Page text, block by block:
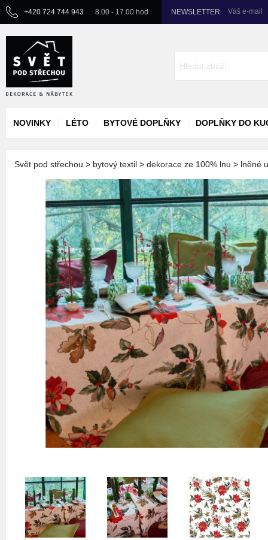
+420 724 744 943 8.00 - 17.00 hod NEWSLETTER Váš e-mail
NOVINKY LÉTO BYTOVÉ DOPLŇKY DOPLŇKY DO
Svět pod střechou > bytový textil > dekorace ze 100% lnu > lněné